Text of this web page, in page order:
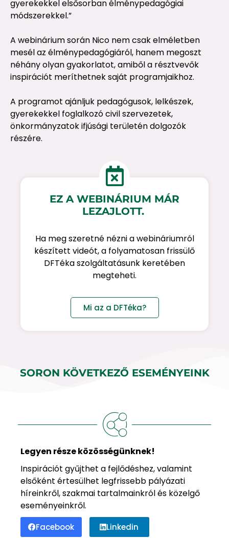
gyerekekkel elsősorban élménypedagógiai
módszerekkel.”
A webinárium során Nico nem csak elméletben
mesél az élménypedagógiáról, hanem megoszt
néhány olyan gyakorlatot, amiből a résztvevők
inspirációt meríthetnek saját programjaikhoz.
A programot ajánljuk pedagógusok, lelkészek,
gyerekekkel foglalkozó civil szervezetek,
önkormányzatok ifjúsági területén dolgozók
részére.
EZ A WEBINÁRIUM MÁR
LEZAJLOTT.
Ha meg szeretné nézni a webináriumról
készített videót, a folyamatosan frissülő
DFTéka szolgáltatásunk keretében
megteheti.
Mi az a DFTéka?
SORON KÖVETKEZŐ ESEMÉNYEINK
Legyen része közösségünknek!
Inspirációt gyűjthet a fejlődéshez, valamint
elsőként értesülhet legfrissebb pályázati
híreinkről, szakmai tartalmainkról és közelgő
eseményeinkről.
Facebook Linkedin